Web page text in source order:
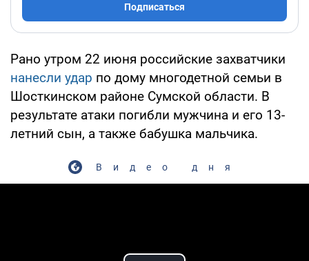
Подписаться
Рано утром 22 июня российские захватчики
нанесли удар по дому многодетной семьи в
Шосткинском районе Сумской области. В
результате атаки погибли мужчина и его 13-
летний сын, а также бабушка мальчика.
Видео дня